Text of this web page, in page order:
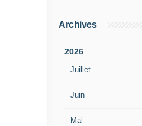
Archives
2026
Juillet
Juin
Mai